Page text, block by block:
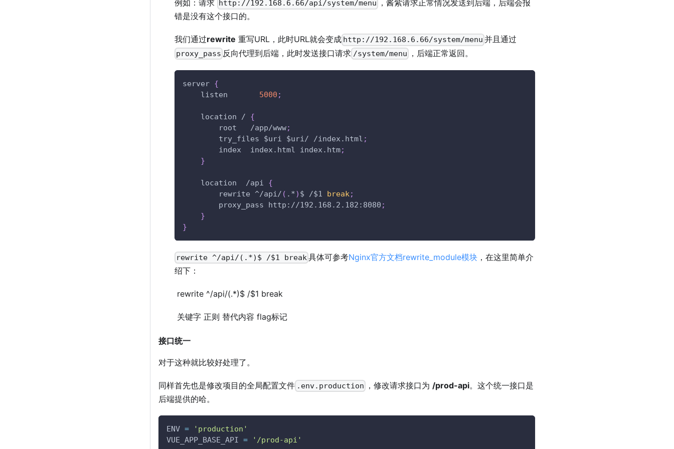
例如：请求 http://192.168.6.66/api/system/menu
，酱紫请求正常情况发送到后端，后端会报
错是没有这个接口的。
我们通过rewrite 重写URL，此时URL就会变成 http://192.168.6.66/system/menu 并且通过
proxy_pass 反向代理到后端，此时发送接口请求 /system/menu ，后端正常返回。
server {
    listen
5000 ;
    location /
{
        root   /app/www
;
        try_files
$uri $uri/ /index.html ;
        index  index.html index.htm
;
}
    location  /api
{
        rewrite ^/api/
( .*) $ /$1 break;
        proxy_pass http://192.168.2.182:8080
;
}
}
rewrite ^/api/(.*)$ /$1 break具体可参考Nginx官方文档rewrite_module模块 ，在这里简单介
绍下：
​ rewrite ^/api/(.*)$ /$1 break
​ 关键字 正则 替代内容 flag标记
接口统一
对于这种就比较好处理了。
同样首先也是修改项目的全局配置文件 .env.production ，修改请求接口为 /prod-api。这个统一接口是
后端提供的哈。
ENV =
'production'
VUE_APP_BASE_API = '/prod-api'